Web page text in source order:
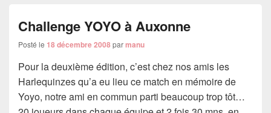
Challenge YOYO à Auxonne
Posté le 18 décembre 2008parmanu
Pour la deuxième édition, c’est chez nos amis les
Harlequinzes qu’a eu lieu ce match en mémoire de
Yoyo, notre ami en commun parti beaucoup trop tôt…